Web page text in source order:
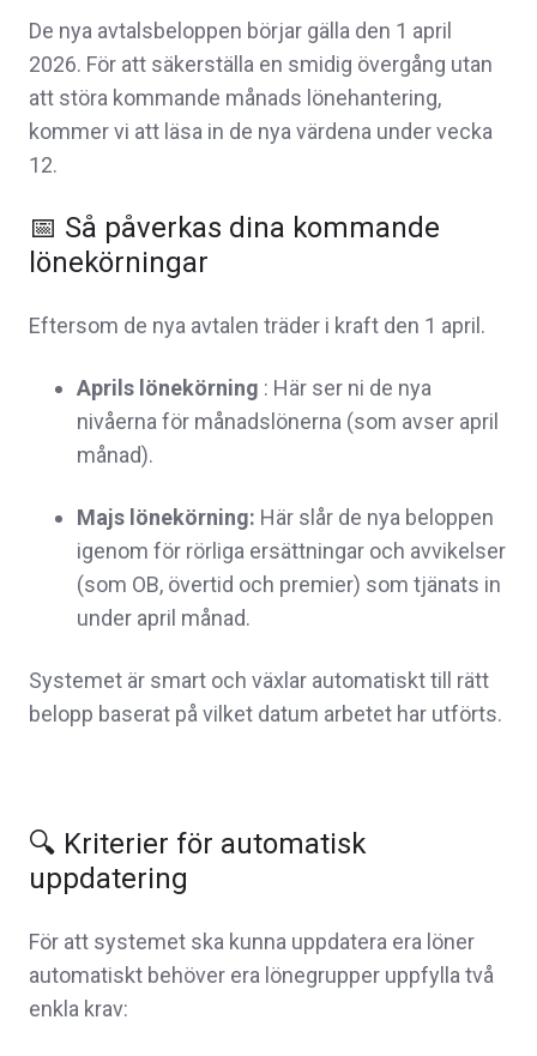
De nya avtalsbeloppen börjar gälla den 1 april
2026. För att säkerställa en smidig övergång utan
att störa kommande månads lönehantering,
kommer vi att läsa in de nya värdena under vecka
12.
📅 Så påverkas dina kommande
lönekörningar
Eftersom de nya avtalen träder i kraft den 1 april.
Aprils lönekörning : Här ser ni de nya
nivåerna för månadslönerna (som avser april
månad).
Majs lönekörning: Här slår de nya beloppen
igenom för rörliga ersättningar och avvikelser
(som OB, övertid och premier) som tjänats in
under april månad.
Systemet är smart och växlar automatiskt till rätt
belopp baserat på vilket datum arbetet har utförts.
🔍 Kriterier för automatisk
uppdatering
För att systemet ska kunna uppdatera era löner
automatiskt behöver era lönegrupper uppfylla två
enkla krav: